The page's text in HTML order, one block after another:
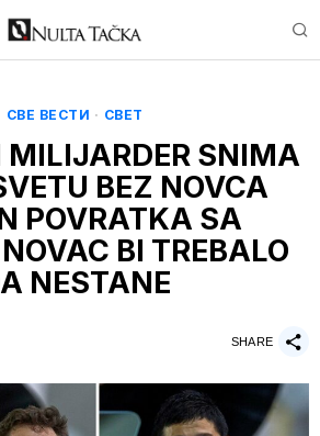
СВЕ ВЕСТИ · СВЕТ
SNIMA
BEZ NOVCA
POVRATKA SA
BI TREBALO
NESTANE
SHARE